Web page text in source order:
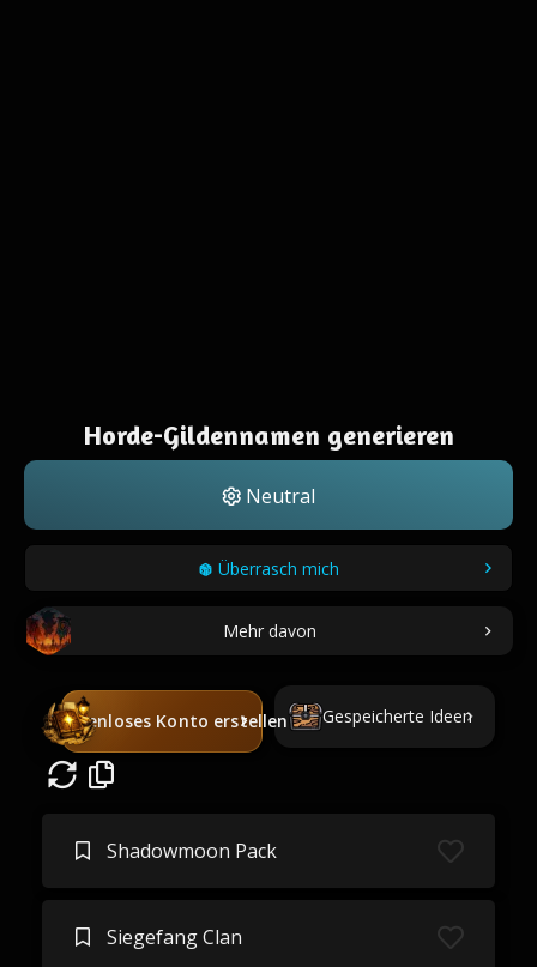
Horde-Gildennamen generieren
Neutral
Überrasch mich
Mehr davon
Kostenloses Konto erstellen Gespeicherte Ideen
Shadowmoon Pack
Siegefang Clan